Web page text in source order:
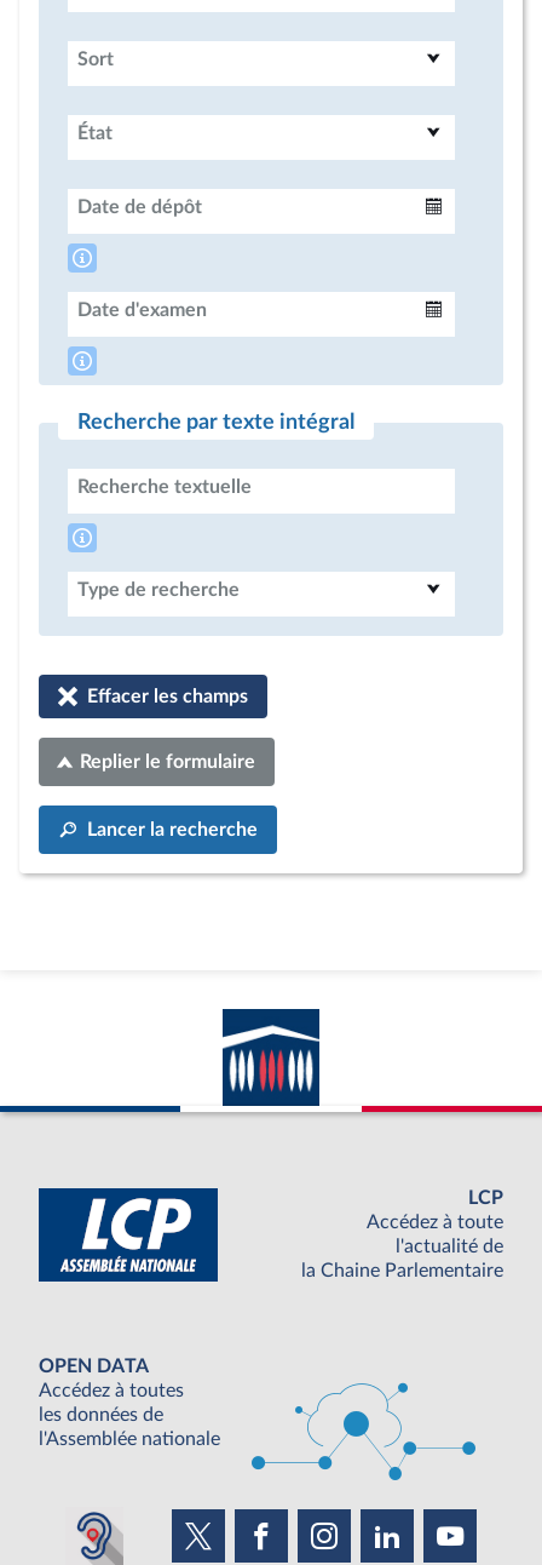
Sort
État
Date de dépôt
Date d'examen
Recherche par texte intégral
Recherche textuelle
Type de recherche
Effacer les champs
Replier le formulaire
Lancer la recherche
LCP
Accédez à toute
l'actualité de
la Chaine Parlementaire
OPEN DATA
Accédez à toutes
les données de
l'Assemblée nationale